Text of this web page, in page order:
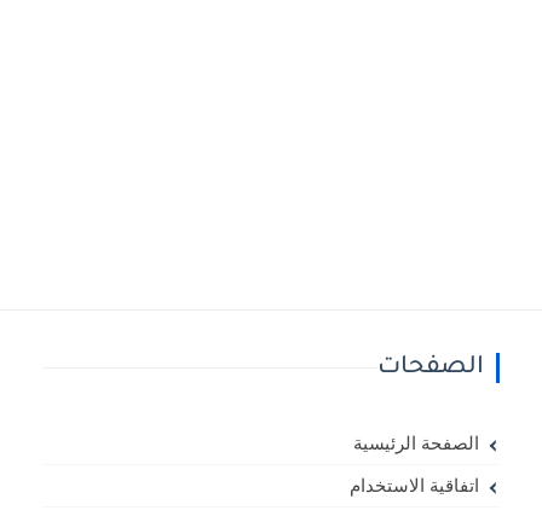
الصفحات
الصفحة الرئيسية
اتفاقية الاستخدام